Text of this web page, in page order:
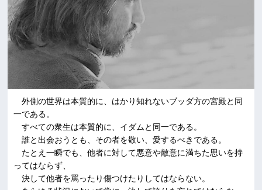
外側の世界は本質的に、はかり知れないブッダ方の宮殿と同
一である。
すべての衆生は本質的に、イダムと同一である。
誰と出会おうとも、その者を敬い、愛するべきである。
たとえ一瞬でも、他者に対して悪意や敵意に満ちた思いを持
ってはならず、
決して他者を罵ったり傷つけたりしてはならない。